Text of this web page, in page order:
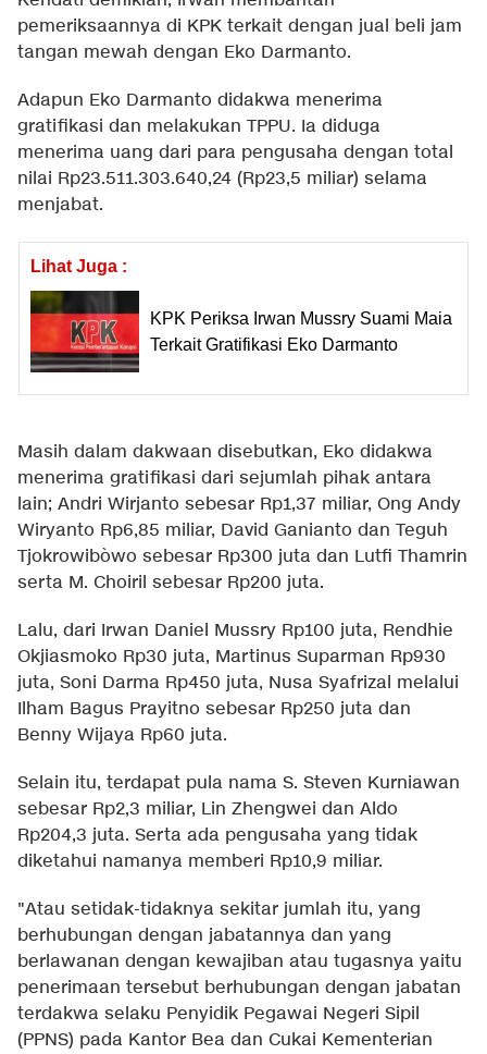
pemeriksaannya di KPK terkait dengan jual beli jam
tangan mewah dengan Eko Darmanto.
Adapun Eko Darmanto didakwa menerima
gratifikasi dan melakukan TPPU. Ia diduga
menerima uang dari para pengusaha dengan total
nilai Rp23.511.303.640,24 (Rp23,5 miliar) selama
menjabat.
Lihat Juga :
KPK Periksa Irwan Mussry Suami Maia
Terkait Gratifikasi Eko Darmanto
Masih dalam dakwaan disebutkan, Eko didakwa
menerima gratifikasi dari sejumlah pihak antara
lain; Andri Wirjanto sebesar Rp1,37 miliar, Ong Andy
Wiryanto Rp6,85 miliar, David Ganianto dan Teguh
Tjokrowibòwo sebesar Rp300 juta dan Lutfi Thamrin
serta M. Choiril sebesar Rp200 juta.
Lalu, dari Irwan Daniel Mussry Rp100 juta, Rendhie
Okjiasmoko Rp30 juta, Martinus Suparman Rp930
juta, Soni Darma Rp450 juta, Nusa Syafrizal melalui
Ilham Bagus Prayitno sebesar Rp250 juta dan
Benny Wijaya Rp60 juta.
Selain itu, terdapat pula nama S. Steven Kurniawan
sebesar Rp2,3 miliar, Lin Zhengwei dan Aldo
Rp204,3 juta. Serta ada pengusaha yang tidak
diketahui namanya memberi Rp10,9 miliar.
"Atau setidak-tidaknya sekitar jumlah itu, yang
berhubungan dengan jabatannya dan yang
berlawanan dengan kewajiban atau tugasnya yaitu
penerimaan tersebut berhubungan dengan jabatan
terdakwa selaku Penyidik Pegawai Negeri Sipil
(PPNS) pada Kantor Bea dan Cukai Kementerian